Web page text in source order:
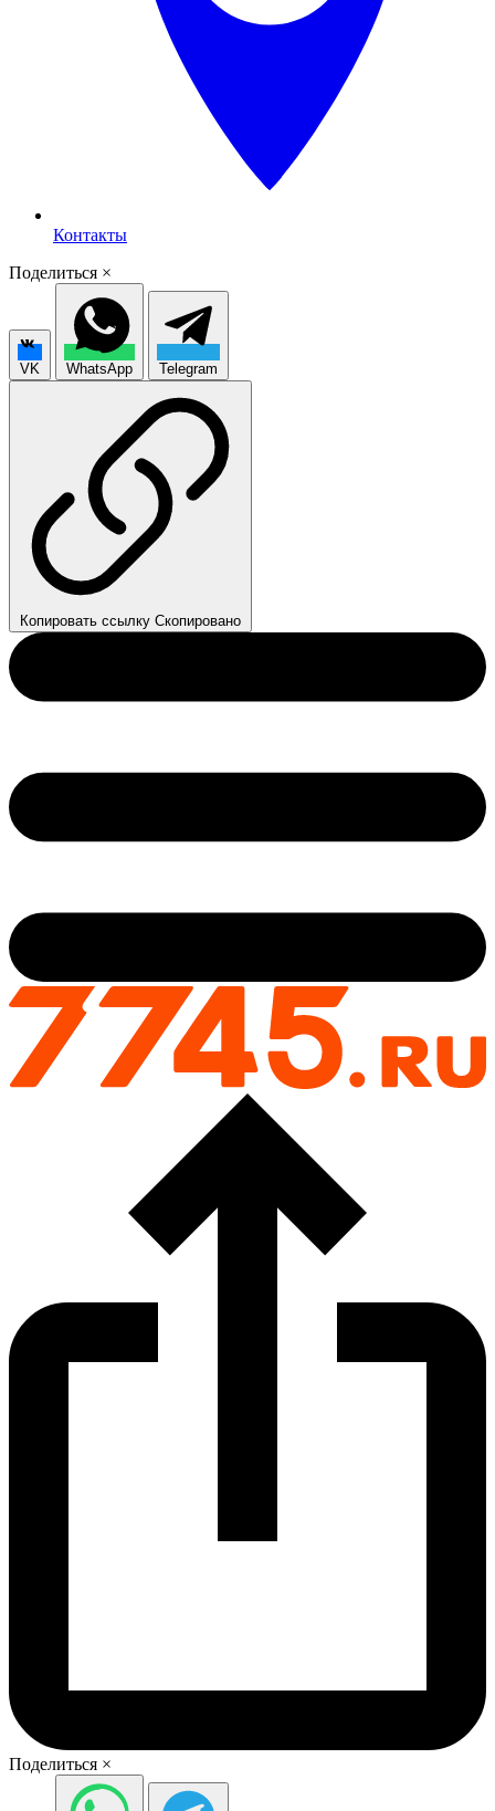
Контакты
Поделиться ×
VK WhatsApp Telegram
Копировать ссылку Скопировано
Поделиться ×